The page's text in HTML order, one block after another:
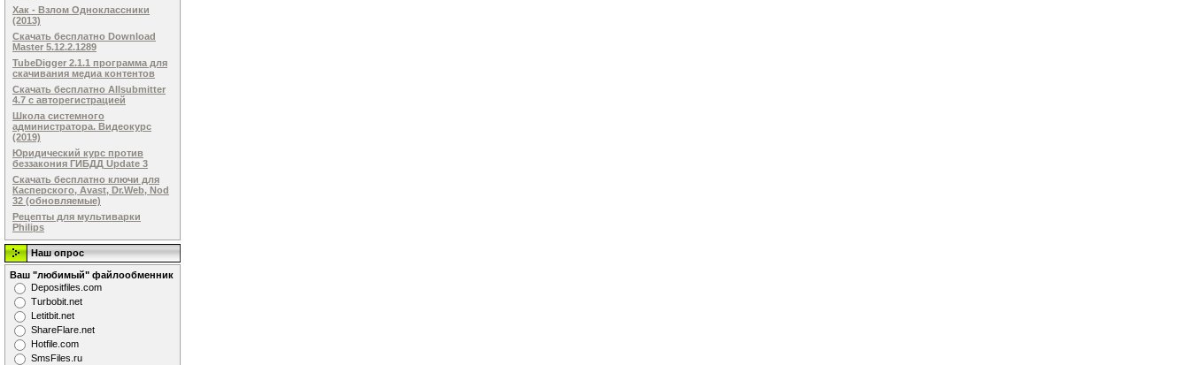
Хак - Взлом Одноклассники
(2013)
Скачать бесплатно Download
Master 5.12.2.1289
TubeDigger 2.1.1 программа для
скачивания медиа контентов
Скачать бесплатно Allsubmitter
4.7 с авторегистрацией
Школа системного
администратора. Видеокурс
(2019)
Юридический курс против
беззакония ГИБДД Update 3
Скачать бесплатно ключи для
Касперского, Avast, Dr.Web, Nod
32 (обновляемые)
Рецепты для мультиварки
Philips
Наш опрос
Ваш "любимый" файлообменник
Dеpоsitfilеs.com
Turbobit.net
Letitbit.net
ShareFlare.net
Hotfile.com
SmsFiles.ru